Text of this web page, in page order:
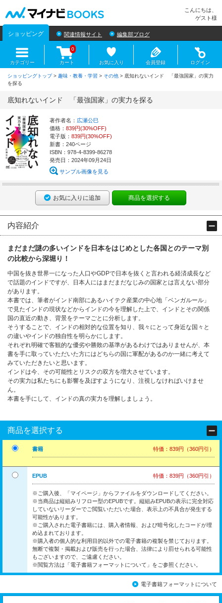
こんにちは、
ゲスト様
ショッピング 関連情報サイト 編集部ブログ
カテゴリー カート
0
お気に入り 会員登録 ログイン
ショッピングトップ> 趣味・教養・学習 > その他 > 底知れないインド 「最強国家」の実力
を探る
底知れないインド 「最強国家」の実力を探る
著作者名： 広瀬公巳
価格： 839円(30%OFF)
電子版： 839円(30%OFF)
新書：240ページ
ISBN：978-4-8399-86278
発売日：2024年09月24日
サンプル画像を見る
お気に入りに追加 商品を選択する
内容紹介
まだまだ謎の多いインドを日本をはじめとした各国とのテーマ別
の比較から深堀り！
中国を抜き世界一になった人口やGDPで日本を抜くと言われる経済成長など
で話題のインドですが、日本人にはまだまだなじみの国家とは言えない部分
があります。
本書では、筆者がインド南部にあるハイテク産業の中心地「ベンガルール」
で見たインドの現状などからインドの今を理解した上で、インドとその関係
国の直近の動き、背景をテーマごとに分析します。
そうすることで、インドの相対的な位置を知り、我々にとって身近な国々と
の違いやインドの独自性を明らかにします。
それぞれ明確で客観的な優劣や勝敗の基準があるわけではありませんが、本
書を手に取っていただいた方にはどちらの国に軍配があるのか一緒に考えて
みていただきたいと思います。
インドは今、その可能性とリスクの双方を増大させています。
その実力は私たちにも影響を及ぼすようになり、注視しなければいけませ
ん。
本書を手にして、インドの真の実力を理解しましょう。
商品を選択する
書籍 特価：839円（360円引）
EPUB 特価：839円（360円引）
※ご購入後、「マイページ」からファイルをダウンロードしてください。
※当商品は縦組みリフロー型のEPUBです。縦組みEPUBの表示に完全対応
していないリーダーでご閲覧いただいた場合、表示上の不具合が発生する
可能性があります。
※ご購入された電子書籍には、購入者情報、および暗号化したコードが埋
め込まれております。
※購入者の個人的な利用目的以外での電子書籍の複製を禁じております。
無断で複製・掲載および販売を行った場合、法律により罰せられる可能性
もございますので、ご遠慮ください。
※閲覧方法は「電子書籍フォーマットについて」をご参照ください。
電子書籍フォーマットについて